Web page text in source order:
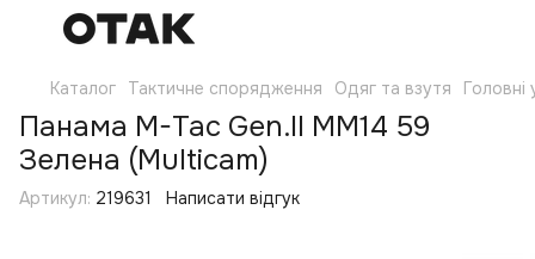
Каталог Тактичне спорядження Одяг та взутя Головні
Панама M-Tac Gen.II MM14 59
Зелена (Multicam)
Артикул: 219631 Написати відгук